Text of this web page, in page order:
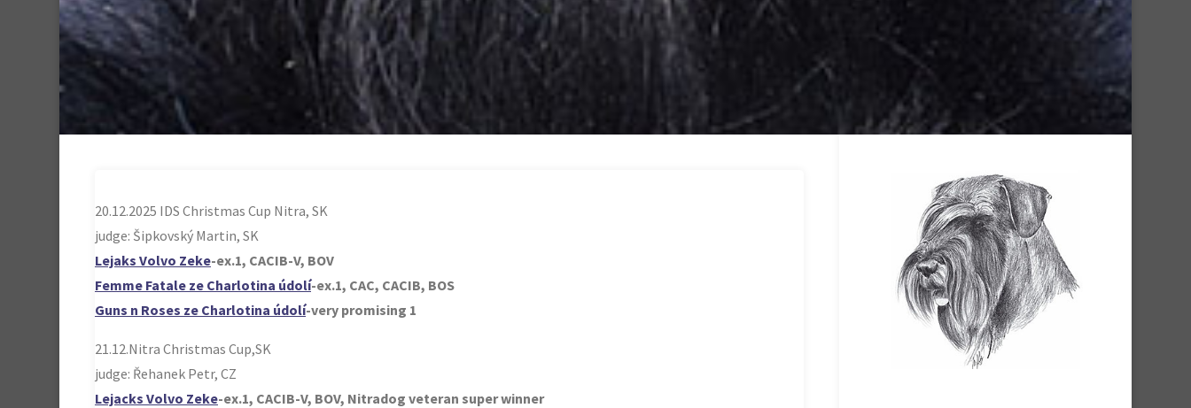
20.12.2025 IDS Christmas Cup Nitra, SK
judge: Šipkovský Martin, SK
Lejaks Volvo Zeke-ex.1, CACIB-V, BOV
Femme Fatale ze Charlotina údolí-ex.1, CAC, CACIB, BOS
Guns n Roses ze Charlotina údolí-very promising 1
21.12.Nitra Christmas Cup,SK
judge: Řehanek Petr, CZ
Lejacks Volvo Zeke-ex.1, CACIB-V, BOV, Nitradog veteran super winner